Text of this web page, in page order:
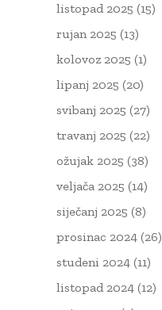
listopad 2025 (15)
rujan 2025 (13)
kolovoz 2025 (1)
lipanj 2025 (20)
svibanj 2025 (27)
travanj 2025 (22)
ožujak 2025 (38)
veljača 2025 (14)
siječanj 2025 (8)
prosinac 2024 (26)
studeni 2024 (11)
listopad 2024 (12)